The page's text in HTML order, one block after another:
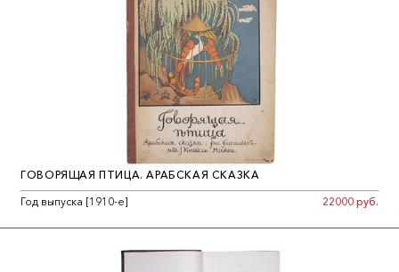
ГОВОРЯЩАЯ ПТИЦА. АРАБСКАЯ СКАЗКА
Год выпуска [1910-е]
22000 руб.